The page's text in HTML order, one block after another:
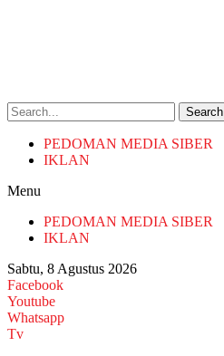
Search
PEDOMAN MEDIA SIBER
IKLAN
Menu
PEDOMAN MEDIA SIBER
IKLAN
Sabtu, 8 Agustus 2026
Facebook
Youtube
Whatsapp
Tv